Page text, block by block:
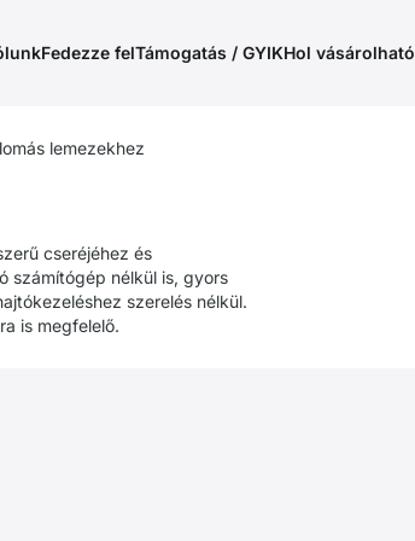
Fedezze felTámogatás / GYIKHol vásárolható
lemezekhez
cseréjéhez és
számítógép nélkül is, gyors
szerelés nélkül.
is megfelelő.